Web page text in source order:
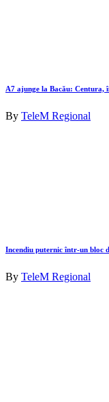
A7 ajunge la Bacău: Centura,
By TeleM Regional
Incendiu puternic într-un bloc
By TeleM Regional